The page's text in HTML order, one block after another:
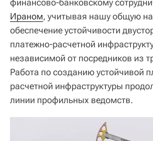
финансово-банковскому
Ираном, учитывая нашу общую
обеспечение устойчивости
платежно-расчетной
независимой от посредников из
Работа по созданию устойчивой
расчетной инфраструктуры
линии профильных ведомств.